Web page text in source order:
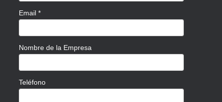
Email *
Nombre de la Empresa
Teléfono